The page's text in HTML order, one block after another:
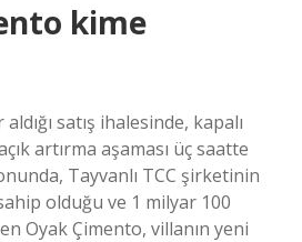
kime
aldığı satış ihalesinde, kapalı
artırma aşaması üç saatte
Tayvanlı TCC şirketinin
olduğu ve 1 milyar 100
Oyak Çimento, villanın yeni